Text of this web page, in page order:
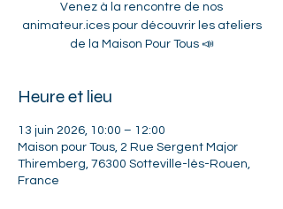
Venez à la rencontre de nos
animateur.ices pour découvrir les ateliers
de la Maison Pour Tous 📣
Heure et lieu
13 juin 2026, 10:00 – 12:00
Maison pour Tous, 2 Rue Sergent Major
Thiremberg, 76300 Sotteville-lès-Rouen,
France